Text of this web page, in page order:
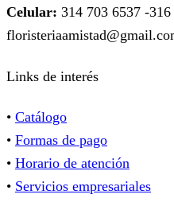
Celular: 314 703 6537 -
Links de interés
• Catálogo
• Formas de pago
• Horario de atención
• Servicios empresariales